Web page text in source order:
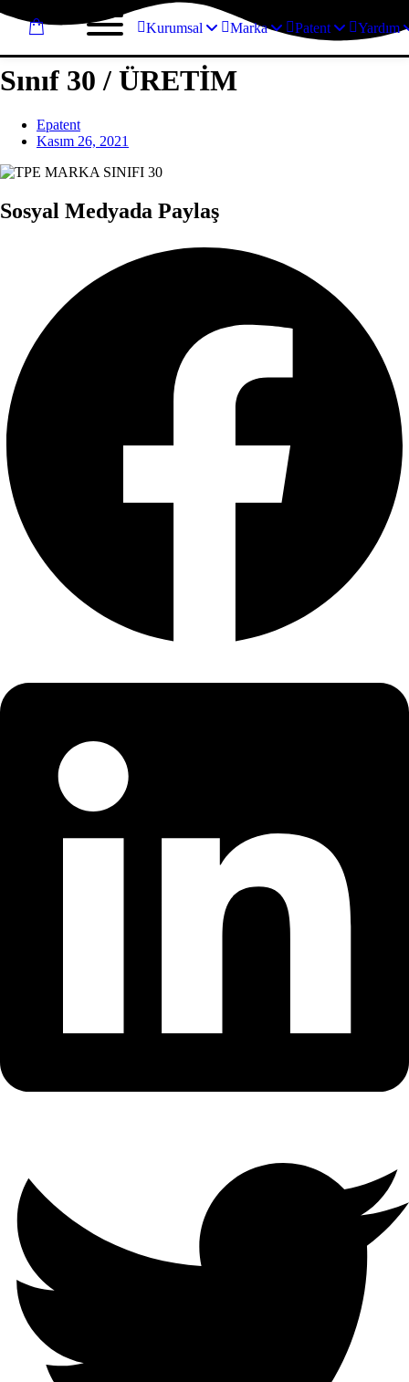
Kurumsal Marka Patent Yardım
Sınıf 30 / ÜRETİM
Epatent
Kasım 26, 2021
Sosyal Medyada Paylaş